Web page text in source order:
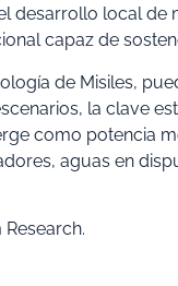
desarrollo local de
capaz de
de Misiles,
la clave
como potencia
aguas en